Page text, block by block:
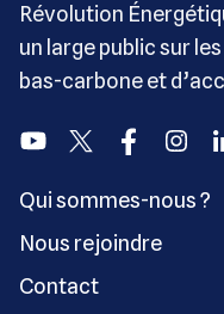
Révolution
un large public sur
bas-carbone et
YoutubeTwitter Facebook
Qui sommes-nous ?
Nous rejoindre
Contact